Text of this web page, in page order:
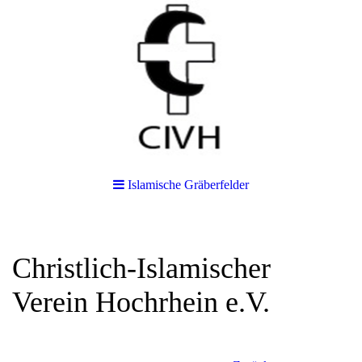
Islamische Gräberfelder
Christlich-Islamischer
Verein Hochrhein e.V.